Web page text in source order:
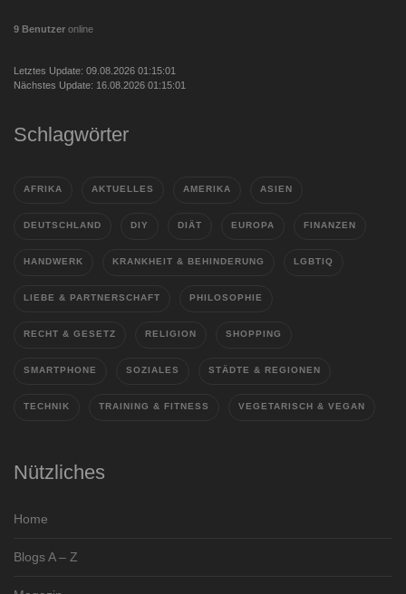
9 Benutzer online
Letztes Update: 09.08.2026 01:15:01
Nächstes Update: 16.08.2026 01:15:01
Schlagwörter
AFRIKA AKTUELLES AMERIKA ASIEN
DEUTSCHLAND DIY DIÄT EUROPA FINANZEN
HANDWERK KRANKHEIT & BEHINDERUNG LGBTIQ
LIEBE & PARTNERSCHAFT PHILOSOPHIE
RECHT & GESETZ RELIGION SHOPPING
SMARTPHONE SOZIALES STÄDTE & REGIONEN
TECHNIK TRAINING & FITNESS VEGETARISCH & VEGAN
Nützliches
Home
Blogs A – Z